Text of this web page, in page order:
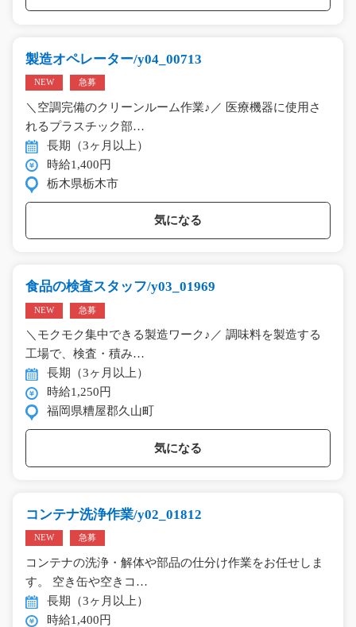
製造オペレーター/y04_00713
NEW 急募
＼空調完備のクリーンルーム作業♪／ 医療機器に使用さ
れるプラスチック部…
長期（3ヶ月以上）
時給1,400円
栃木県栃木市
気になる
食品の検査スタッフ/y03_01969
NEW 急募
＼モクモク集中できる製造ワーク♪／ 調味料を製造する
工場で、検査・積み…
長期（3ヶ月以上）
時給1,250円
福岡県糟屋郡久山町
気になる
コンテナ洗浄作業/y02_01812
NEW 急募
コンテナの洗浄・解体や部品の仕分け作業をお任せしま
す。 空き缶や空きコ…
長期（3ヶ月以上）
時給1,400円